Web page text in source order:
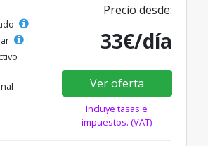
Precio desde:
33€/día
Ver oferta
Incluye tasas e
impuestos. (VAT)